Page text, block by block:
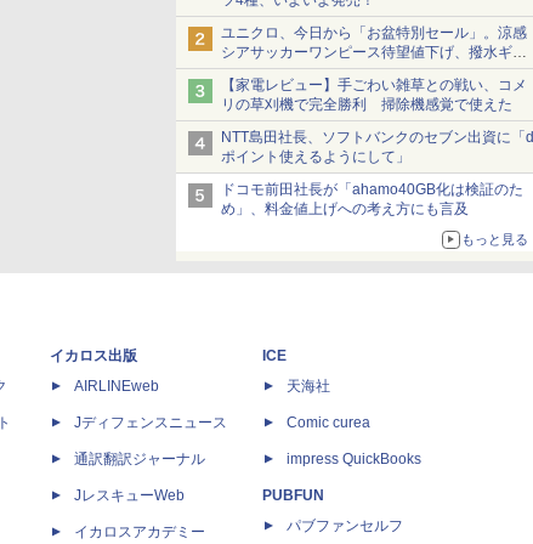
ユニクロ、今日から「お盆特別セール」。涼感
シアサッカーワンピース待望値下げ、撥水ギア
ショーツは1990円に
【家電レビュー】手ごわい雑草との戦い、コメ
リの草刈機で完全勝利 掃除機感覚で使えた
NTT島田社長、ソフトバンクのセブン出資に「d
ポイント使えるようにして」
ドコモ前田社長が「ahamo40GB化は検証のた
め」、料金値上げへの考え方にも言及
もっと見る
イカロス出版
AIRLINEweb
Jディフェンスニュース
通訳翻訳ジャーナル
JレスキューWeb
イカロスアカデミー
ICE
天海社
Comic curea
impress QuickBooks
PUBFUN
パブファンセルフ